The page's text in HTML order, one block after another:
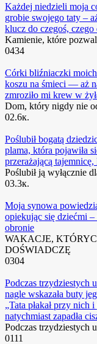
Każdej niedzieli moja
grobie swojego taty –
klucz do czegoś,
Kamienie, które
0434
Córki bliźniaczki
koszu na śmieci — aż
zmroziło mi krew w
Dom, który nigdy nie
02.6к.
Poślubił bogatą
plama, która pojawiła
przerażającą
Poślubił ją wyłącznie
03.3к.
Moja synowa
opiekując się dziećmi
obronie
WAKACJE,
DOŚWIADCZĘ
0304
Podczas trzydziestych
nagle wskazała buty
„Tata płakał przy
natychmiast zapadła
Podczas trzydziestych
0111